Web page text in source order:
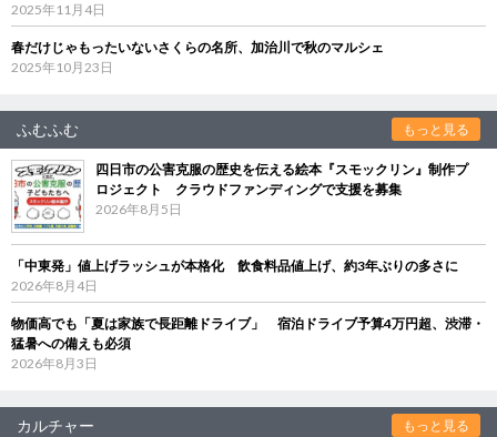
2025年11月4日
春だけじゃもったいないさくらの名所、加治川で秋のマルシェ
2025年10月23日
ふむふむ もっと見る
四日市の公害克服の歴史を伝える絵本『スモックリン』制作プ
ロジェクト クラウドファンディングで支援を募集
2026年8月5日
「中東発」値上げラッシュが本格化 飲食料品値上げ、約3年ぶりの多さに
2026年8月4日
物価高でも「夏は家族で長距離ドライブ」 宿泊ドライブ予算4万円超、渋滞・
猛暑への備えも必須
2026年8月3日
カルチャー もっと見る